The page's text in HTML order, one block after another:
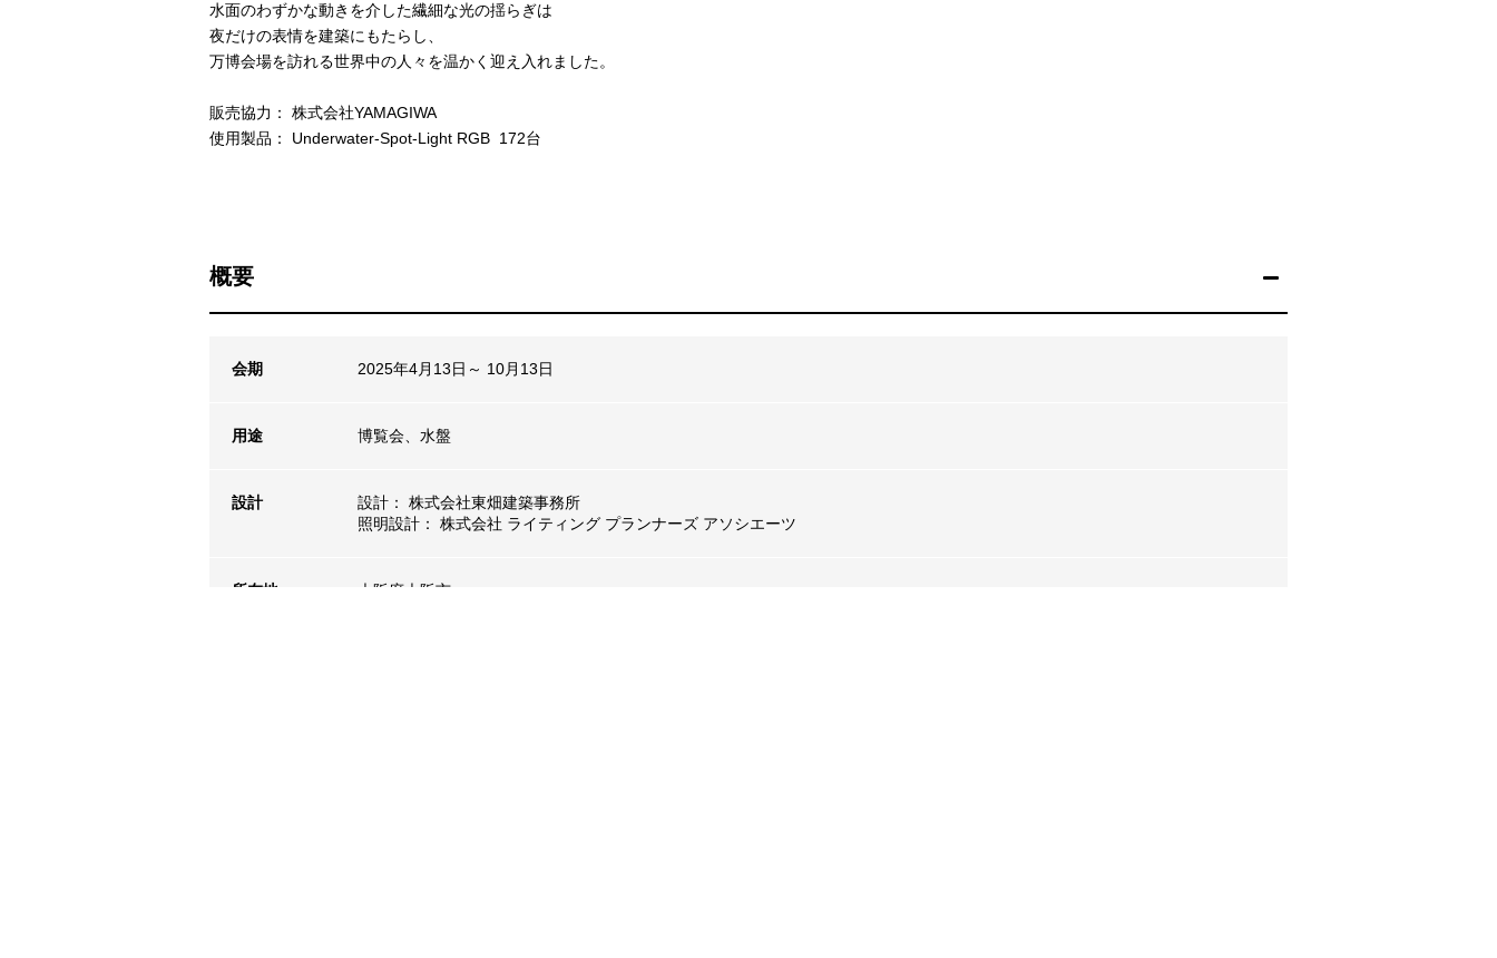
水面のわずかな動きを介した繊細な光の揺らぎは
夜だけの表情を建築にもたらし、
万博会場を訪れる世界中の人々を温かく迎え入れました。
販売協力： 株式会社YAMAGIWA
使用製品： Underwater-Spot-Light RGB 172台
概要
会期 2025年4月13日～ 10月13日
用途 博覧会、水盤
設計
設計： 株式会社東畑建築事務所
照明設計： 株式会社 ライティング プランナーズ アソシエーツ
所在地 大阪府大阪市